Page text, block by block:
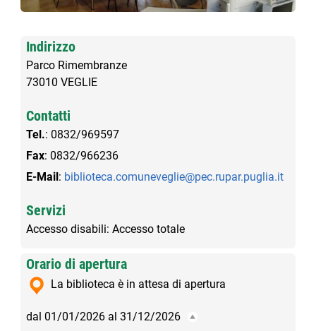
Indirizzo
Parco Rimembranze
73010 VEGLIE
Contatti
Tel.: 0832/969597
Fax: 0832/966236
E-Mail : biblioteca.comuneveglie@pec.rupar.puglia.it
Servizi
Accesso disabili: Accesso totale
Orario di apertura
La biblioteca è in attesa di apertura
dal 01/01/2026 al 31/12/2026